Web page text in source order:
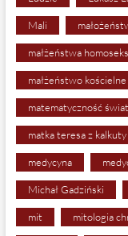
Mali
małżeństwa
małżeństwo kościelne
matematyczność
matka teresa z kalkuty
medycyna
Michał Gadziński
mit mitologia